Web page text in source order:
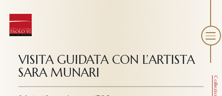
VISITA GUIDATA CON L’ARTISTA
SARA MUNARI